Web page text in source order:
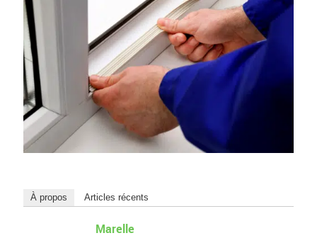
À propos Articles récents
Marelle